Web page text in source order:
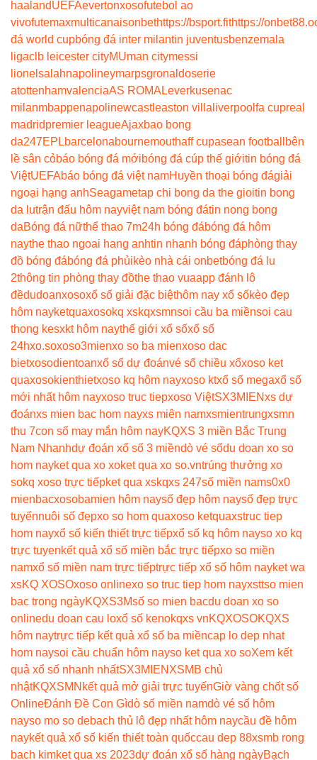
haalandUEFAevertonxosofutebol ao
vivofutemaxmulticanaisonbethttps://bsport.fithttps://
đá world cupbóng đá inter milantin juventusbenzema la
ligaclb leicester cityMUman citymessi
lionel salahnapolineymarpsgronaldoserie
atottenhamvalenciaAS ROMA Leverkusenac
milanmbappenapolinewcastleaston villa liverpool fa cupreal
madridpremier leagueAjaxbao bong
da247EPLbarcelonabournemouthaff cupasean football
bên
lề sân cỏbáo bóng đá mớibóng đá cúp thế giớitin bóng đá
ViệtUEFAbáo bóng đá việt namHuyền thoại bóng đágiải
ngoại hạng anhSeagametap chi bong da the gioitin bong
da lutrận đấu hôm nayviệt nam bóng đátin nong bong
daBóng đá nữthể thao 7m24h bóng đábóng đá hôm
naythe thao ngoai hang anhtin nhanh bóng đáphòng thay
đồ bóng đábóng đá phủikèo nhà cái onbetbóng đá lu
2thông tin phòng thay đồthe thao vuaapp đánh lô
đềdudoanxosoxổ số giải đặc biệthôm nay xổ sốkèo đẹp
hôm nayketquaxosokq xskqxsmnsoi cầu ba miềnsoi cau
thong kesxkt hôm naythế giới xổ sốxổ số
24hxo.soxoso3mienxo so ba mienxoso dac
bietxosodientoanxổ số dự đoánvé số chiều xổxoso ket
quaxosokienthietxoso kq hôm nayxoso ktxổ số megaxổ số
mới nhất hôm nayxoso truc tiepxoso ViệtSX3MIENxs dự
đoánxs mien bac hom nayxs miên namxsmientrungxsmn
thu 7con số may mắn hôm nayKQXS 3 miền Bắc Trung
Nam Nhanhdự đoán xổ số 3 miềndò vé sốdu doan xo so
hom nayket qua xo xoket qua xo so.vntrúng thưởng xo
sokq xoso trực tiếpket qua xskqxs 247số miền nams0x0
mienbacxosobamien hôm naysố đẹp hôm naysố đẹp trực
tuyếnnuôi số đẹpxo so hom quaxoso ketquaxstruc tiep
hom nayxổ số kiến thiết trực tiếpxổ số kq hôm nayso xo kq
trực tuyenkết quả xổ số miền bắc trực tiếpxo so miền
namxổ số miền nam trực tiếptrực tiếp xổ số hôm nayket wa
xsKQ XOSOxoso onlinexo so truc tiep hom nayxsttso mien
bac trong ngàyKQXS3Msố so mien bacdu doan xo so
onlinedu doan cau loxổ số kenokqxs vnKQXOSOKQXS
hôm naytrực tiếp kết quả xổ số ba miềncap lo dep nhat
hom naysoi cầu chuẩn hôm nayso ket qua xo soXem kết
quả xổ số nhanh nhấtSX3MIEN XSMB chủ
nhậtKQXSMN kết quả mở giải trực tuyếnGiờ vàng chốt số
OnlineĐánh Đề Con Gìdò số miền namdò vé số hôm
nayso mo so debach thủ lô đẹp nhất hôm naycầu đề hôm
naykết quả xổ số kiến thiết toàn quốccau dep 88xsmb rong
bach kimket qua xs 2023dự đoán xổ số hàng ngàyBạch